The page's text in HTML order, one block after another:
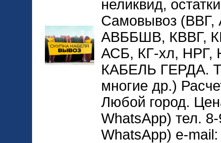
неликвид,
Самовывоз
АВББШВ, КВВГ,
АСБ, КГ-хл,
КАБЕЛЬ ГЕРДА.
многие др.)
Любой город.
WhatsApp) тел.
WhatsApp) e-